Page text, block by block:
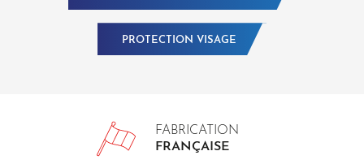
PROTECTION VISAGE
FABRICATION
FRANÇAISE